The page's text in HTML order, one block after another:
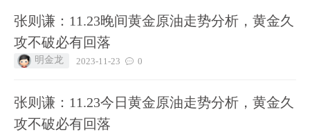
张则谦：11.23晚间黄金原油走势分析，黄金久
攻不破必有回落
明金龙 2023-11-23 0
张则谦：11.23今日黄金原油走势分析，黄金久
攻不破必有回落